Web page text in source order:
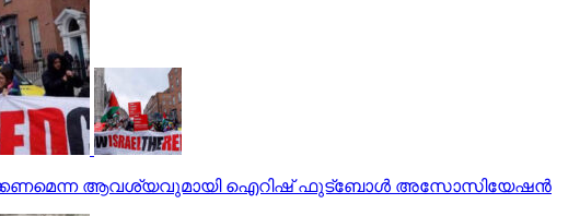
ആവശ്യവുമായി ഐറിഷ് ഫുട്‌ബോള്‍ അസോസിയേഷന്‍